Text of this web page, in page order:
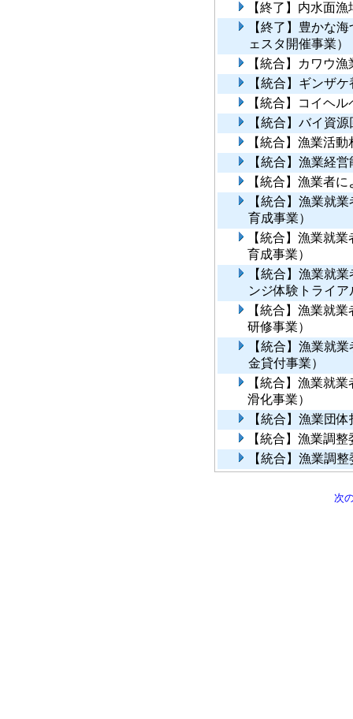
【終了】内水面
【終了】豊かな
ェスタ開催事業）
【統合】カワウ
【統合】ギンザ
【統合】コイヘ
【統合】バイ資
【統合】漁業活
【統合】漁業経
【統合】漁業者
【統合】漁業就
育成事業）
【統合】漁業就
育成事業）
【統合】漁業就
ンジ体験トライア
【統合】漁業就
研修事業）
【統合】漁業就
金貸付事業）
【統合】漁業就
滑化事業）
【統合】漁業団
【統合】漁業調
【統合】漁業調
次